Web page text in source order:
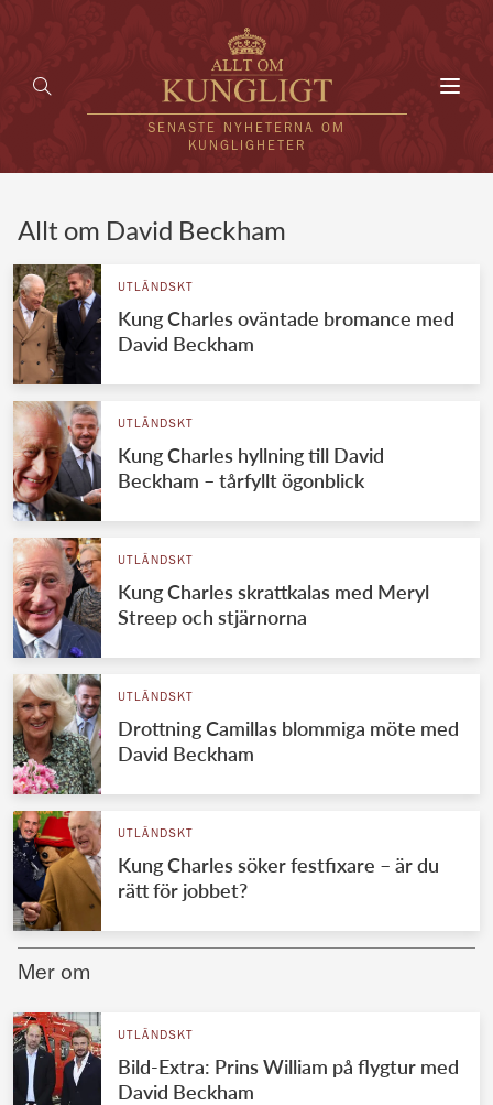
SENASTE NYHETERNA OM
KUNGLIGHETER
UTLÄNDSKT
VÄRLDENS KUNGAHUS
Svenska kungahuset
Brittiska kungahuset
Danska kungahuset
Jordanska kungahuset
Luxemburgska storhertighuset
Japanska kejsarhuset
Thailändska kungahuset
Marockanska kungahuset
REDAKTION
Allt om David Beckham
UTLÄNDSKT
Kung Charles oväntade bromance med
David Beckham
UTLÄNDSKT
Kung Charles hyllning till David
Beckham – tårfyllt ögonblick
UTLÄNDSKT
Kung Charles skrattkalas med Meryl
Streep och stjärnorna
UTLÄNDSKT
Drottning Camillas blommiga möte med
David Beckham
UTLÄNDSKT
Kung Charles söker festfixare – är du
rätt för jobbet?
Mer om
UTLÄNDSKT
Bild-Extra: Prins William på flygtur med
David Beckham